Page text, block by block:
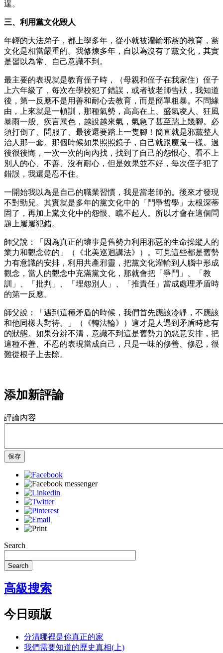
逞。
三、利用黨文化毀人
年輕的大法弟子，都上學多年，從小就被灌輸邪黨的教育，黨
文化是相當嚴重的。我修煉多年，自以為沒有了黨文化，其實
是習以為常、自己意識不到。
最主要的表現就是教育侄子時，（母親和侄子在我家住）侄子
上六年級了，每次在學校犯了錯誤，或者被老師告狀，我知道
後，第一反應不是用善和耐心去教育，而是簡單粗暴。不問緣
由，上來就是一頓訓，那種氣勢，高高在上、盛氣凌人、狂風
暴雨一般、疾言厲色，越說越來氣，氣急了甚至踹上幾腳。必
須打倒了、問服了、最後還要踏上一隻腳！簡直就是邪黨整人
治人那一套。那個時候如果照照鏡子，自己就跟魔鬼一樣。過
後很後悔，一次一次的向內找，找到了自己的怨恨心、看不上
別人的心、不善、沒有耐心，但是效果並不好，每次侄子犯了
錯誤，我還是忍不住。
一開始我以為是自己的職業習慣，我是當老師的。後來才發現
不對勁兒。其實就是多年的黨文化中的「鬥爭哲學」太根深蒂
固了，再加上黨文化中的怨恨、瞧不起人。所以才會在這個問
題上屢屢犯錯。
師父說：「因為真正的壞事是舊勢力利用邪惡的生命操縱人的
業力和觀念乾的」（《北美巡迴講法》）。可見這些都是舊勢
力有意識的安排，利用共產邪靈，把黨文化灌輸到人腦中形成
觀念，當人的觀念中充滿黨文化，那就會把「爭鬥」、「教
訓」、「批判」、「埋怨別人」、「推責任」當成處理矛盾時
的第一反應。
師父說：「遇到這種矛盾的時候，我們首先應該冷靜，不應該
和他同樣去對待。」（《轉法輪》）這才是人遇到矛盾時應有
的狀態。如果分辨不清，意識不到這是舊勢力的惡意安排，把
這種不善、不忍的表現當成自己，只是一味的修善、修忍，很
難從根子上去除。
添加新評論
評論內容
保存
Search
Search
高級搜索
今日頭版
分清哪裡是你真正的家
我們需要知道的歷史真相(上)